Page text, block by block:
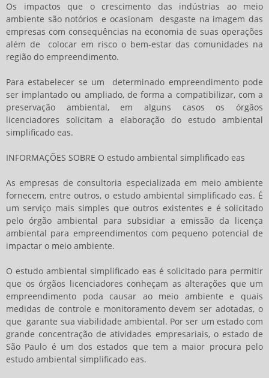
Os impactos que o crescimento das indústrias ao meio
ambiente são notórios e ocasionam desgaste na imagem das
empresas com consequências na economia de suas operações
além de colocar em risco o bem-estar das comunidades na
região do empreendimento.
Para estabelecer se um determinado empreendimento pode
ser implantado ou ampliado, de forma a compatibilizar, com a
preservação ambiental, em alguns casos os órgãos
licenciadores solicitam a elaboração do estudo ambiental
simplificado eas.
INFORMAÇÕES SOBRE O estudo ambiental simplificado eas
As empresas de consultoria especializada em meio ambiente
fornecem, entre outros, o estudo ambiental simplificado eas. É
um serviço mais simples que outros existentes e é solicitado
pelo órgão ambiental para subsidiar a emissão da licença
ambiental para empreendimentos com pequeno potencial de
impactar o meio ambiente.
O estudo ambiental simplificado eas é solicitado para permitir
que os órgãos licenciadores conheçam as alterações que um
empreendimento poda causar ao meio ambiente e quais
medidas de controle e monitoramento devem ser adotadas, o
que garante sua viabilidade ambiental. Por ser um estado com
grande concentração de atividades empresariais, o estado de
São Paulo é um dos estados que tem a maior procura pelo
estudo ambiental simplificado eas.